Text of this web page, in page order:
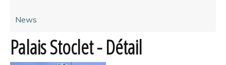
News
Palais Stoclet - Détail